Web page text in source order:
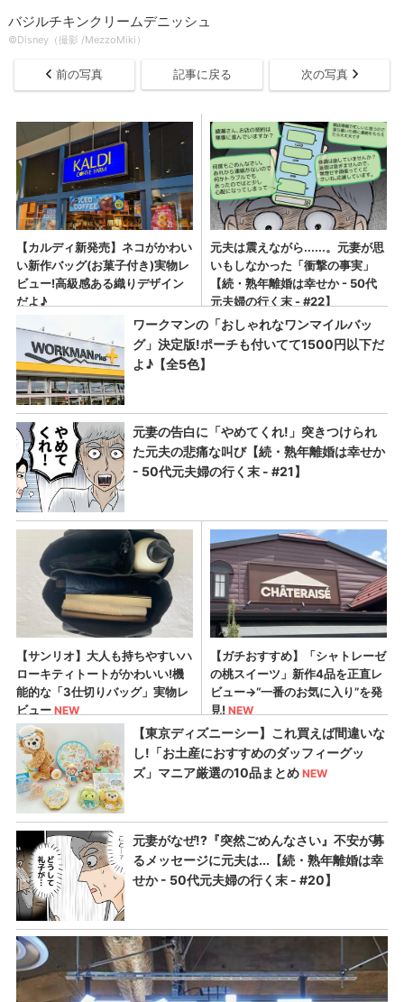
バジルチキンクリームデニッシュ
©Disney（撮影 /MezzoMiki）
前の写真 記事に戻る 次の写真